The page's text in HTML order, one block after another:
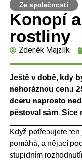
Ze společnosti
Konopí
rostliny
Zdeněk Majzlík
Ještě v době, kdy
nehoráznou cenu
dceru naprosto
pěstoval sám. Sice
Když potřebujete
pomáhá, a nějací
stupidním